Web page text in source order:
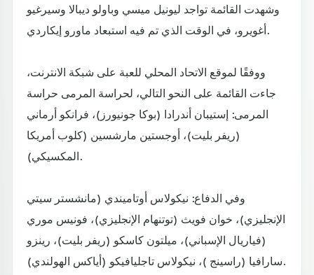
وشهدت القائمة تواجد ليونيل ميسي وباولو ديبالا وسيرغيو
أغويرو، في الوقت الذي تم فيه استبعاد ماورو إيكاردي.
ووفقًا لموقع الاتحاد المحلي للعبة على شبكة الانترنت،
جاءت القائمة على النحو التالي، لحراسة المرمى حراسة
المرمى: إستيبان أندرادا (بوكا جونيورز)، فرانكو أرماني
(ريفر بليت)، أوجستين مارشسين (كلوب أمريكا
المكسيكي).
وفي الدفاع: نيكولاس أوتاميندي (مانشستر سيتي
الإنجليزي)، خوان فويث (توتنهام الإنجليزي)، فونيس موري
(فياريال الإسباني)، ميلتون كاسكو (ريفر بليت)، رينزو
سارافيا (راسينج )، نيكولاس تاجليافيكو (أياكس الهولندي).